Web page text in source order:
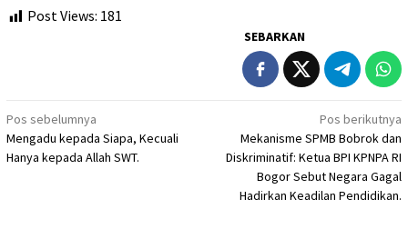
Post Views: 181
SEBARKAN
Navigasi
pos
Pos sebelumnya
Mengadu kepada Siapa, Kecuali
Hanya kepada Allah SWT.
Pos berikutnya
Mekanisme SPMB Bobrok dan
Diskriminatif: Ketua BPI KPNPA RI
Bogor Sebut Negara Gagal
Hadirkan Keadilan Pendidikan.